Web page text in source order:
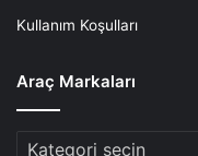
Kullanım Koşulları
Araç Markaları
Araç